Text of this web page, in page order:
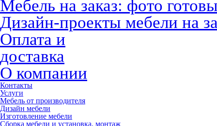
Мебель на заказ: фото
Дизайн-проекты мебели на
Оплата и
доставка
О компании
Контакты
Услуги
Мебель от производителя
Дизайн мебели
Изготовление мебели
Сборка мебели и установка, монтаж